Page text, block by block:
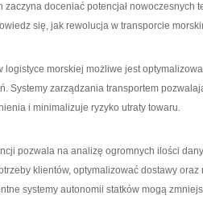
zaczyna ⁢doceniać ⁤potencjał
się, jak rewolucja w transporcie
logistyce morskiej możliwe jest
Systemy zarządzania transportem
i minimalizuje ryzyko utraty towaru.
pozwala na analizę ogromnych ilości⁣
klientów, optymalizować dostawy
systemy ‌autonomii statków mogą